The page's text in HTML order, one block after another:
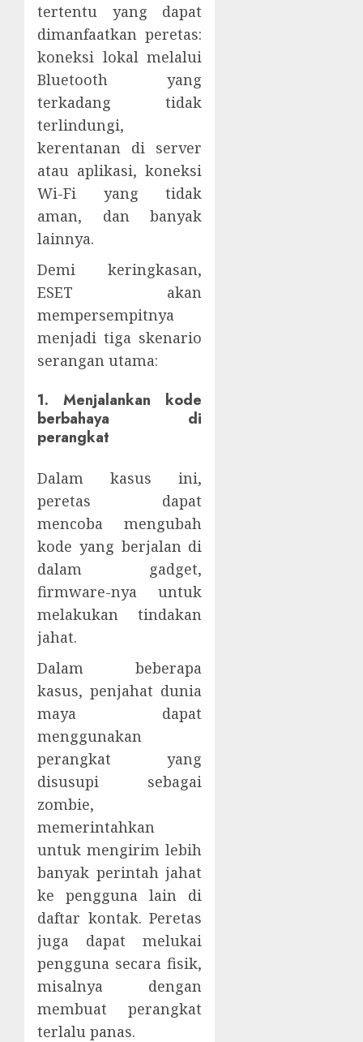
tertentu yang dapat
dimanfaatkan peretas:
koneksi lokal melalui
Bluetooth yang
terkadang tidak
terlindungi,
kerentanan di server
atau aplikasi, koneksi
Wi-Fi yang tidak
aman, dan banyak
lainnya.
Demi keringkasan,
ESET akan
mempersempitnya
menjadi tiga skenario
serangan utama:
1. Menjalankan kode
berbahaya di
perangkat
Dalam kasus ini,
peretas dapat
mencoba mengubah
kode yang berjalan di
dalam gadget,
firmware-nya untuk
melakukan tindakan
jahat.
Dalam beberapa
kasus, penjahat dunia
maya dapat
menggunakan
perangkat yang
disusupi sebagai
zombie,
memerintahkan
untuk mengirim lebih
banyak perintah jahat
ke pengguna lain di
daftar kontak. Peretas
juga dapat melukai
pengguna secara fisik,
misalnya dengan
membuat perangkat
terlalu panas.